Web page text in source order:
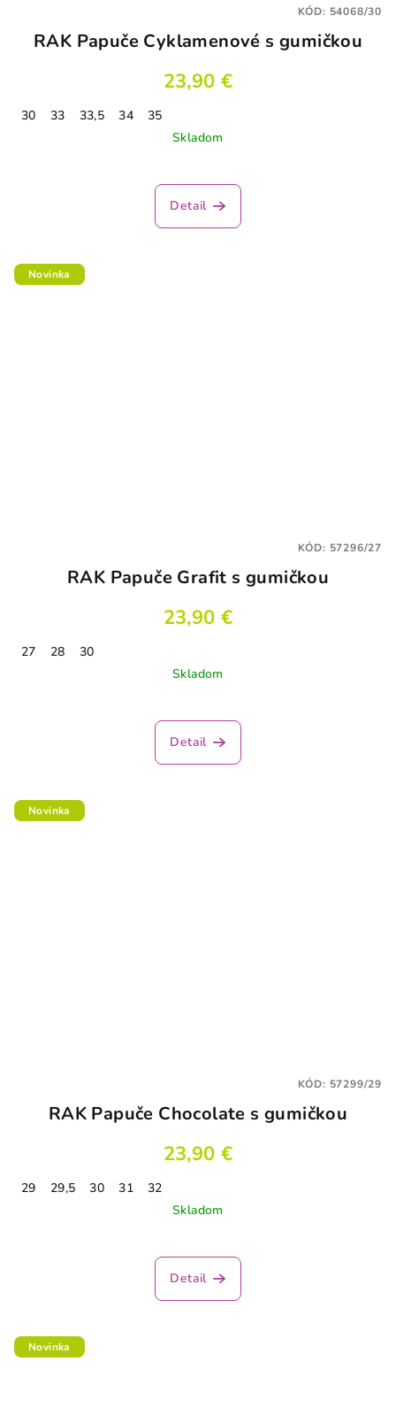
RAK Papuče Cyklamenové s gumičkou
23,90 €
30 33 33,5 34
35
Skladom
Detail
KÓD: 54068/30
Novinka
RAK Papuče Grafit s gumičkou
23,90 €
27 28
30
Skladom
Detail
KÓD: 57296/27
Novinka
RAK Papuče Chocolate s gumičkou
23,90 €
29 29,5 30 31
32
Skladom
Detail
KÓD: 57299/29
Novinka